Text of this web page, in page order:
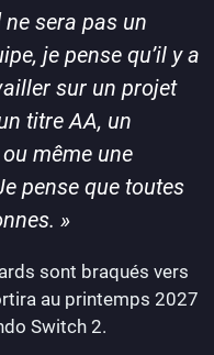
sera pas un
je pense qu’il y a
sur un projet
titre AA, un
même une
pense que toutes
»
sont braqués vers
au printemps 2027
Switch 2.